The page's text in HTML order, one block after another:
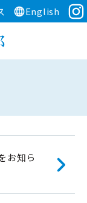
English
お知ら